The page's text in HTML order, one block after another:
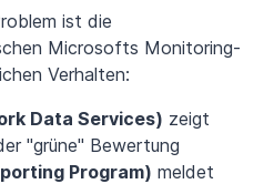
ist die
Microsofts Monitoring-
Verhalten:
Data Services) zeigt
"grüne" Bewertung
Program) meldet